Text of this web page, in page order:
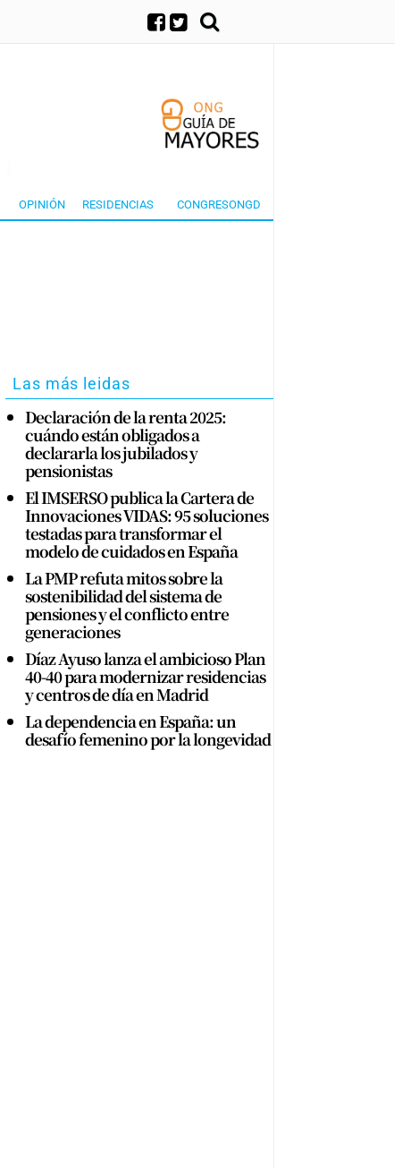
OPINIÓN RESIDENCIAS CONGRESONGD
Las más leidas
Declaración de la renta 2025:
cuándo están obligados a
declararla los jubilados y
pensionistas
El IMSERSO publica la Cartera de
Innovaciones VIDAS: 95 soluciones
testadas para transformar el
modelo de cuidados en España
La PMP refuta mitos sobre la
sostenibilidad del sistema de
pensiones y el conflicto entre
generaciones
Díaz Ayuso lanza el ambicioso Plan
40-40 para modernizar residencias
y centros de día en Madrid
La dependencia en España: un
desafío femenino por la longevidad